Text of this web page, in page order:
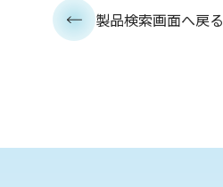
製品検索画面へ戻る